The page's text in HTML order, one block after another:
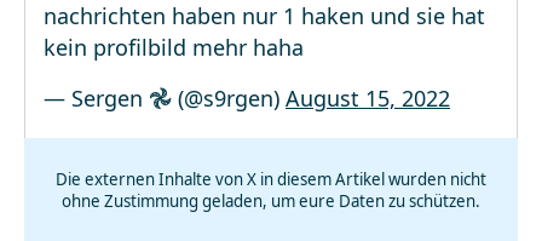
nachrichten haben nur 1 haken und sie hat
kein profilbild mehr haha
— Sergen 𖣘 (@s9rgen) August 15, 2022
Die externen Inhalte von X in diesem Artikel wurden nicht
ohne Zustimmung geladen, um eure Daten zu schützen.